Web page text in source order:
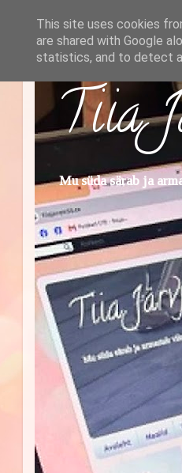
Tiia
Mu süda särab ja
This site uses cookies
are shared with Google
statistics, and to detect